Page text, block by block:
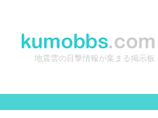
地震雲の目撃情報が集まる掲示板